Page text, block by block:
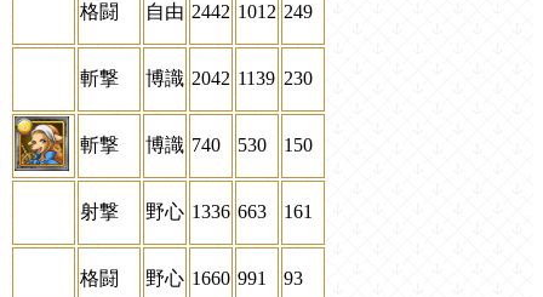
格闘 自由 2442 1012 249
斬撃 博識 2042 1139 230
斬撃 博識 740 530 150
射撃 野心 1336 663 161
格闘 野心 1660 991 93